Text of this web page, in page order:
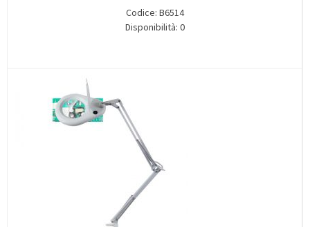
Codice: B6514
Disponibilità: 0